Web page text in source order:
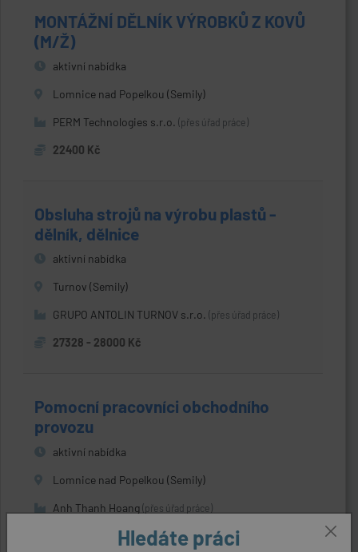
MONTÁŽNÍ DĚLNÍK VÝROBKŮ Z KOVŮ
(M/Ž)
aktivní nabídka
Lomnice nad Popelkou (Semily)
PERM Technologies s.r.o. (přes úřad práce)
22400 Kč
Obsluha strojů na výrobu plastů -
dělník, dělnice
aktivní nabídka
Turnov (Semily)
GRUPO ANTOLIN TURNOV s.r.o. (přes úřad práce)
27328 - 28000 Kč
Pomocní pracovníci obchodního
provozu
aktivní nabídka
Lomnice nad Popelkou (Semily)
Anh Thanh Hoang (přes úřad práce)
Hledáte práci